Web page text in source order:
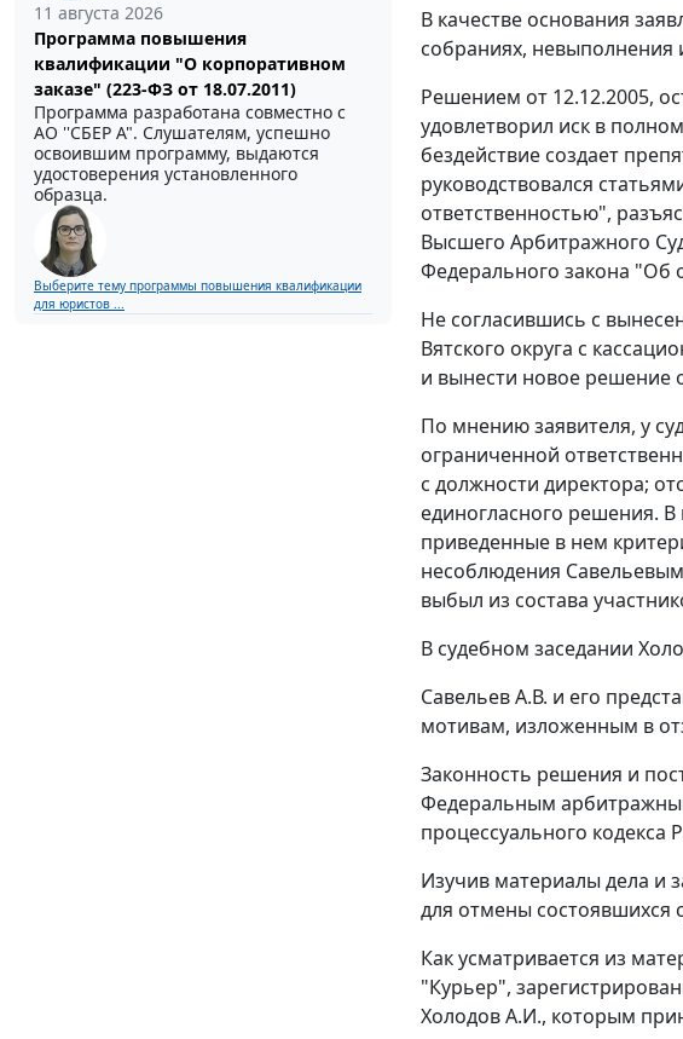
11 августа 2026
Программа повышения
квалификации "О корпоративном
заказе" (223-ФЗ от 18.07.2011)
Программа разработана совместно с
АО ''СБЕР А". Слушателям, успешно
освоившим программу, выдаются
удостоверения установленного
образца.
Выберите тему программы повышения квалификации
для юристов ...
В качестве основания
собраниях, невыполнения
Решением от 12.12.2005,
удовлетворил иск в
бездействие создает
руководствовался
ответственностью",
Высшего Арбитражного
Федерального закона "Об
Не согласившись с
Вятского округа с
и вынести новое решение
По мнению заявителя, у
ограниченной
с должности директора;
единогласного решения. В
приведенные в нем
несоблюдения
выбыл из состава
В судебном заседании
Савельев А.В. и его
мотивам, изложенным в
Законность решения и
Федеральным
процессуального кодекса
Изучив материалы дела и
для отмены состоявшихся
Как усматривается из
"Курьер",
Холодов А.И., которым